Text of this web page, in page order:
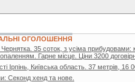
ОГОЛОШЕННЯ
35 соток, з усіма прибудовами:
Гарне місце. Ціни 3200
Ірпінь, Київська область. 37 метрів, 16
Секонд хенд та нове.